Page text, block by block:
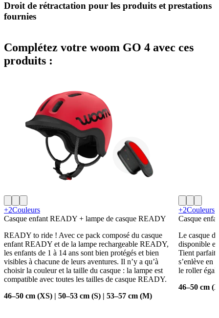
Droit de rétractation pour les produits et prestations
fournies
Complétez votre woom GO 4 avec ces
produits :
+2Couleurs
Casque enfant READY + lampe de casque READY
READY to ride ! Avec ce pack composé du casque
enfant READY et de la lampe rechargeable READY,
les enfants de 1 à 14 ans sont bien protégés et bien
visibles à chacune de leurs aventures. Il n’y a qu’à
choisir la couleur et la taille du casque : la lampe est
compatible avec toutes les tailles de casque READY.
46–50 cm (XS) | 50–53 cm (S) | 53–57 cm (M)
+2Couleurs
Casque
Le casque
disponible
Tient
s’enlève en
le roller
46–50 cm